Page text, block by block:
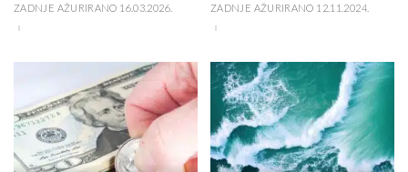
ZADNJE AŽURIRANO 16.03.2026. ZADNJE AŽURIRANO 12.11.2024.